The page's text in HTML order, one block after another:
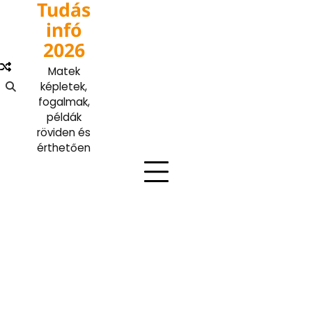
Tudás
infó
2026
Matek
képletek,
fogalmak,
példák
röviden és
érthetően